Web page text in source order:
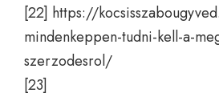
[22] https://
mindenkeppen-tudni-kell-a-
szerzodesrol/
[23]